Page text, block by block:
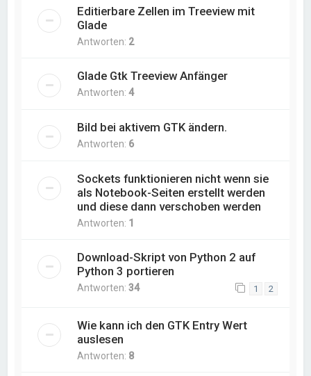
Editierbare Zellen im Treeview mit
Glade
Antworten: 2
Glade Gtk Treeview Anfänger
Antworten:4
Bild bei aktivem GTK ändern.
Antworten: 6
Sockets funktionieren nicht wenn sie
als Notebook-Seiten erstellt werden
und diese dann verschoben werden
Antworten: 1
Download-Skript von Python 2 auf
Python 3 portieren
Antworten:34 1 2
Wie kann ich den GTK Entry Wert
auslesen
Antworten: 8